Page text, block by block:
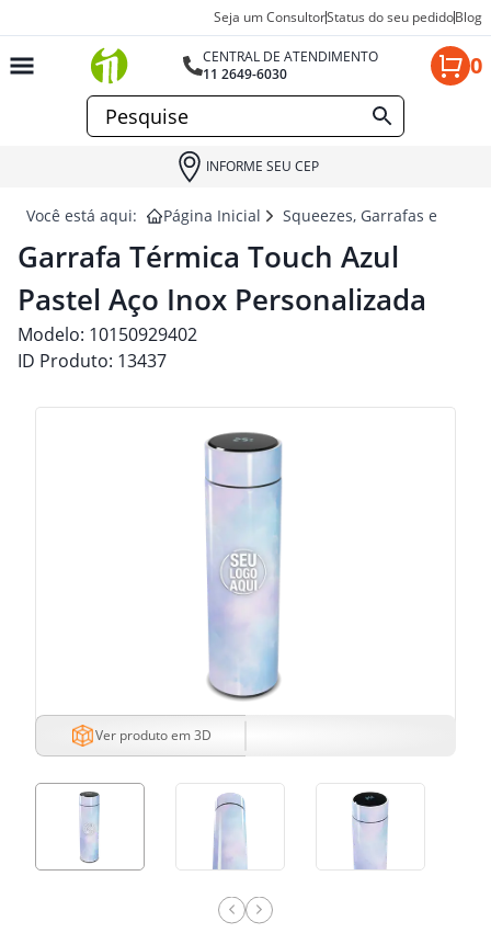
Seja um ConsultorStatus do seu pedidoBlog
CENTRAL DE ATENDIMENTO
11 2649-6030
0
INFORME SEU CEP
Você está aqui: Página Inicial Squeezes, Garrafas e
Garrafa Térmica Touch Azul
Pastel Aço Inox Personalizada
Modelo: 10150929402
ID Produto: 13437
Ver produto em 3D